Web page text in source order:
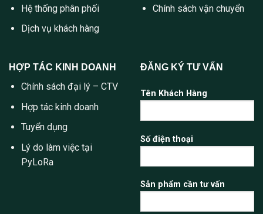
Hệ thống phân phối
Dịch vụ khách hàng
Chính sách vận chuyển
HỢP TÁC KINH DOANH
Chính sách đại lý – CTV
Hợp tác kinh doanh
Tuyển dụng
Lý do làm việc tại
PyLoRa
ĐĂNG KÝ TƯ VẤN
Tên Khách Hàng
Số điện thoại
Sản phẩm cần tư vấn